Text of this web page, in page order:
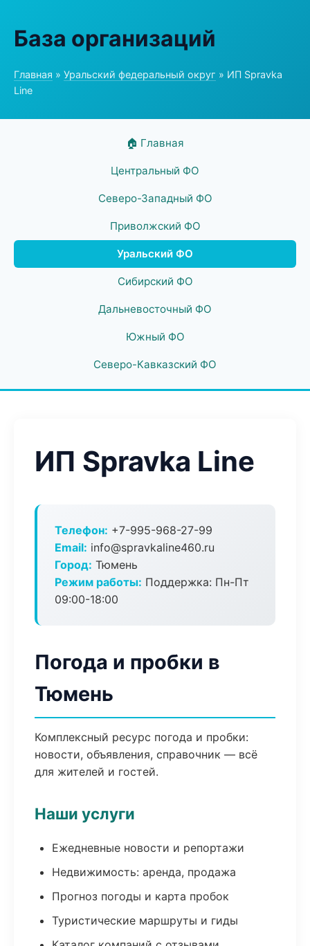
База организаций
Главная » Уральский федеральный округ » ИП Spravka
Line
🏠 Главная
Центральный ФО
Северо-Западный ФО
Приволжский ФО
Уральский ФО
Сибирский ФО
Дальневосточный ФО
Южный ФО
Северо-Кавказский ФО
ИП Spravka Line
Телефон: +7-995-968-27-99
Email: info@spravkaline460.ru
Город: Тюмень
Режим работы: Поддержка: Пн-Пт
09:00-18:00
Погода и пробки в
Тюмень
Комплексный ресурс погода и пробки:
новости, объявления, справочник — всё
для жителей и гостей.
Наши услуги
Ежедневные новости и репортажи
Недвижимость: аренда, продажа
Прогноз погоды и карта пробок
Туристические маршруты и гиды